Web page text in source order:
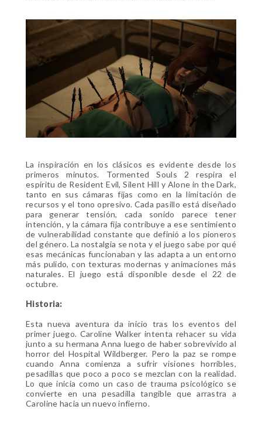
La inspiración en los clásicos es evidente desde los
primeros minutos. Tormented Souls 2 respira el
espíritu de Resident Evil, Silent Hill y Alone in the Dark,
tanto en sus cámaras fijas como en la limitación de
recursos y el tono opresivo. Cada pasillo está diseñado
para generar tensión, cada sonido parece tener
intención, y la cámara fija contribuye a ese sentimiento
de vulnerabilidad constante que definió a los pioneros
del género. La nostalgia se nota y el juego sabe por qué
esas mecánicas funcionaban y las adapta a un entorno
más pulido, con texturas modernas y animaciones más
naturales. El juego está disponible desde el 22 de
octubre.
Historia:
Esta nueva aventura da inicio tras los eventos del
primer juego. Caroline Walker intenta rehacer su vida
junto a su hermana Anna luego de haber sobrevivido al
horror del Hospital Wildberger. Pero la paz se rompe
cuando Anna comienza a sufrir visiones horribles,
pesadillas que poco a poco se mezclan con la realidad.
Lo que inicia como un caso de trauma psicológico se
convierte en una pesadilla tangible que arrastra a
Caroline hacia un nuevo infierno.